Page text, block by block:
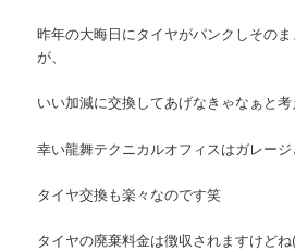
昨年の大晦日にタイヤがパンクしその
が、
いい加減に交換してあげなきゃなぁと考
幸い龍舞テクニカルオフィスはガレージ
タイヤ交換も楽々なのです笑
タイヤの廃棄料金は徴収されますけど